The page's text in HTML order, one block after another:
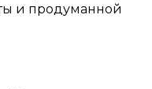
и продуманной